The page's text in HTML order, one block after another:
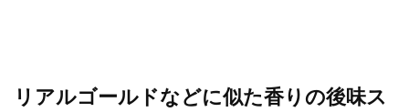
リアルゴールドなどに似た香りの後味ス